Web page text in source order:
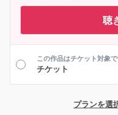
聴
この作品はチケット対象
チケット
プランを選